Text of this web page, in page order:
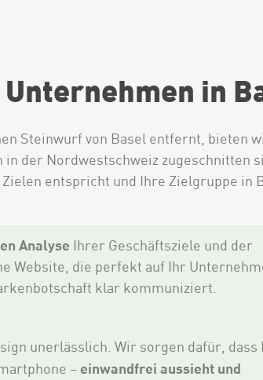
in
Steinwurf von Basel entfernt, bieten
der Nordwestschweiz zugeschnitten
entspricht und Ihre Zielgruppe in
Analyse Ihrer Geschäftsziele und der
Website, die perfekt auf Ihr
klar kommuniziert.
unerlässlich. Wir sorgen dafür, dass
– einwandfrei aussieht und